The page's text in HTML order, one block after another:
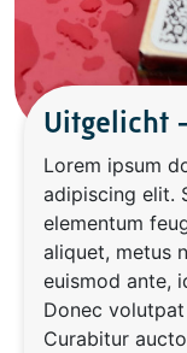
Uitgelicht
Lorem ipsum
adipiscing elit.
elementum
aliquet, metus
euismod ante,
Donec
Curabitur